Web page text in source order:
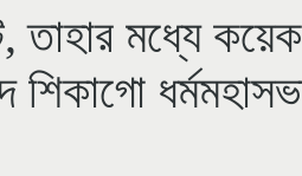
তাহার মধ্যে
শিকাগো